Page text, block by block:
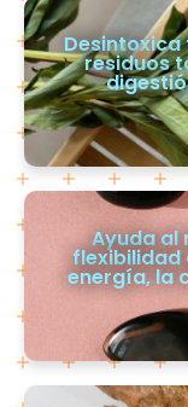
residuos
Ayuda al
flexibilidad
energía, la